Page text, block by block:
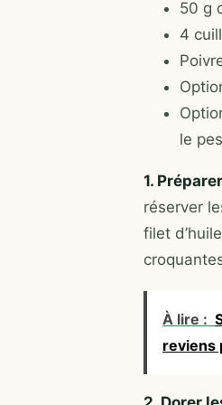
50 g
4
le
1.
réserver
filet
À lire :
reviens